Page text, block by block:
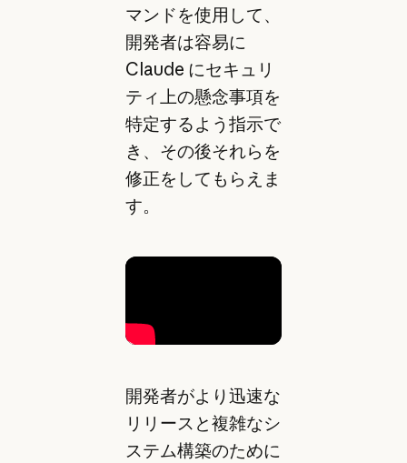
マンドを使用して、
開発者は容易に
Claude にセキュリ
ティ上の懸念事項を
特定するよう指示で
き、その後それらを
修正をしてもらえま
す。
開発者がより迅速な
リリースと複雑なシ
ステム構築のために